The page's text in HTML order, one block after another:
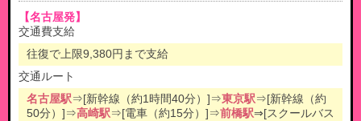
【名古屋発】
交通費支給
往復で上限9,380円まで支給
交通ルート
名古屋駅⇒[新幹線（約1時間40分）]⇒東京駅⇒[新幹線（約
50分）]⇒高崎駅⇒[電車（約15分）]⇒前橋駅⇒[スクールバス